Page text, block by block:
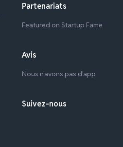
Partenariats
Featured on Startup Fame
Avis
Nous n'avons pas d'app
Suivez-nous